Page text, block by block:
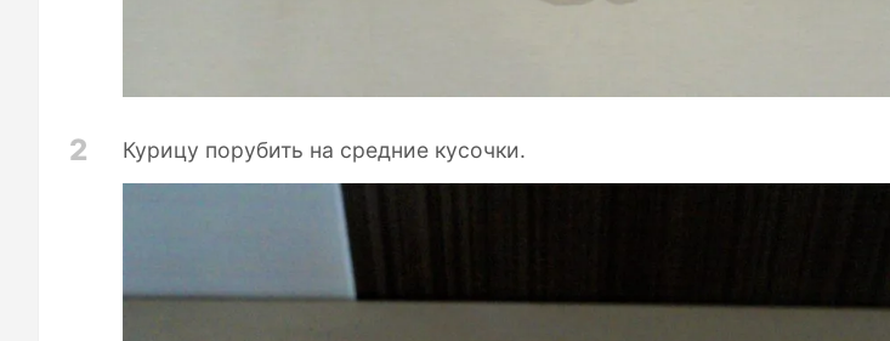
2 Курицу порубить на средние кусочки.